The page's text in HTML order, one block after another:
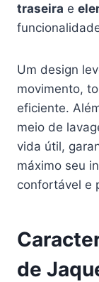
traseira e
Um design
movimento,
eficiente.
meio de
vida útil,
máximo seu
confortável e
de